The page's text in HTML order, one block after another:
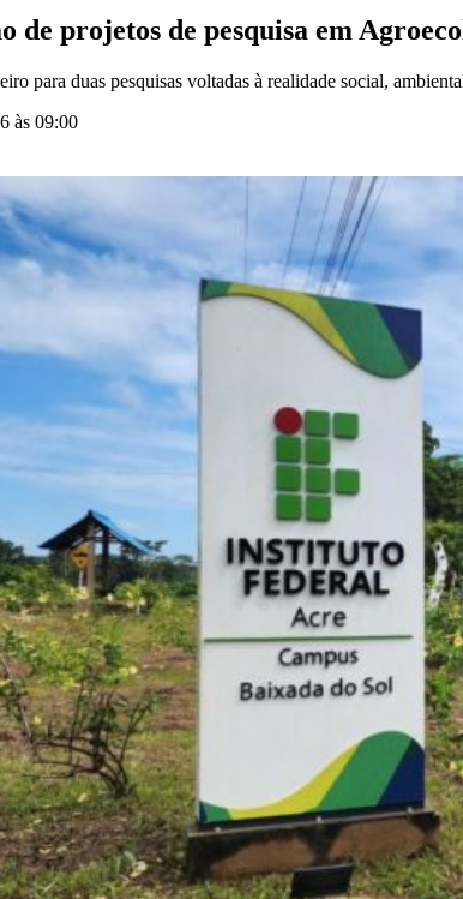
de projetos de pesquisa em
para duas pesquisas voltadas à realidade social,
às 09:00